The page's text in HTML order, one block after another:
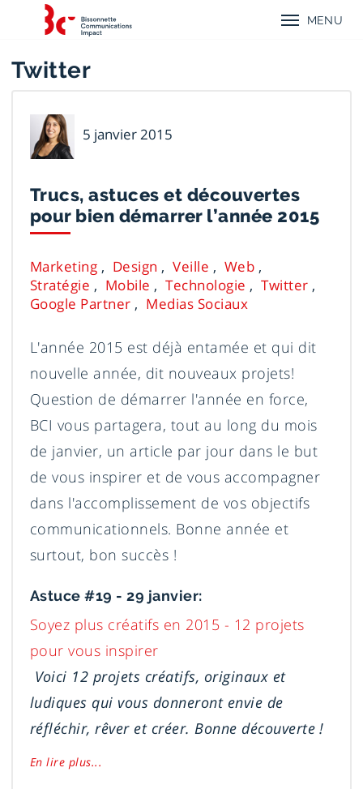
Twitter
Voyer
5 janvier 2015
Trucs, astuces et découvertes
pour bien démarrer l’année 2015
Marketing Design Veille
Web
Stratégie
Mobile Technologie
Twitter
Google Partner
Medias Sociaux
L'année 2015 est déjà entamée et qui dit
nouvelle année, dit nouveaux projets!
Question de démarrer l'année en force,
BCI vous partagera, tout au long du mois
de janvier, un article par jour dans le but
de vous inspirer et de vous accompagner
dans l'accomplissement de vos objectifs
communicationnels. Bonne année et
surtout, bon succès !
Astuce #19 - 29 janvier:
Soyez plus créatifs en 2015 - 12 projets
pour vous inspirer
Voici 12 projets créatifs, originaux et
ludiques qui vous donneront envie de
réfléchir, rêver et créer. Bonne découverte !
En lire plus...
contenu
MENU